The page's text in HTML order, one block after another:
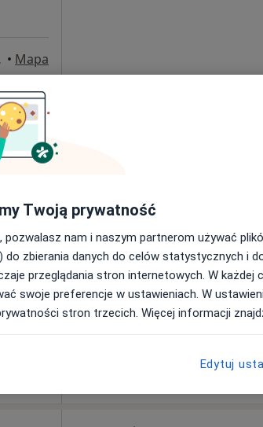
• Mapa
250 zł
Umawianie online nie
Poproś o
Twoją prywatność
pozwalasz nam i naszym partnerom używać
do zbierania danych do celów statystycznych i
przeglądania stron internetowych. W każdej
swoje preferencje w ustawieniach. W
stron trzecich. Więcej informacji
Edytuj